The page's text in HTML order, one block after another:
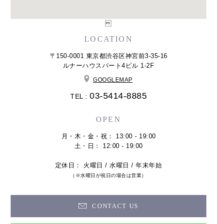
LOCATION
〒150-0001 東京都渋谷区神宮前3-35-16
ルナーハウスパート4ビル 1-2F
GOOGLEMAP
TEL : 03-5414-8885
OPEN
月・木・金・祝： 13:00 - 19:00
土・日： 12:00 - 19:00
定休日： 火曜日 / 水曜日 / 年末年始
（※水曜日が祝日の場合は営業）
CONTACT US